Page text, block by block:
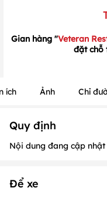
Gian hàng "Veteran
đặt chỗ
ích Ảnh Chỉ
Quy định
Nội dung đang cập nhật
Để xe